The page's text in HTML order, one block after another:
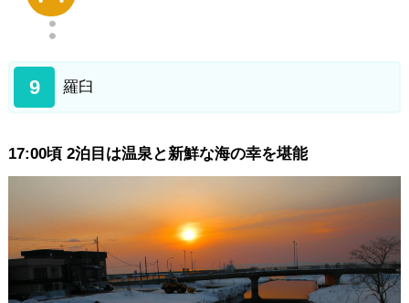
9 羅臼
17:00頃 2泊目は温泉と新鮮な海の幸を堪能